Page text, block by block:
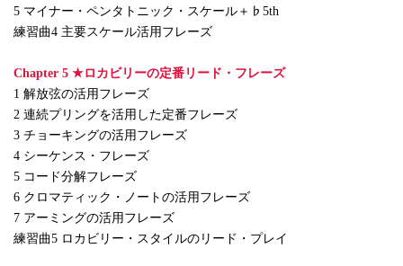
5 マイナー・ペンタトニック・スケール＋♭5th
練習曲4 主要スケール活用フレーズ
Chapter 5 ★ロカビリーの定番リード・フレーズ
1 解放弦の活用フレーズ
2 連続プリングを活用した定番フレーズ
3 チョーキングの活用フレーズ
4 シーケンス・フレーズ
5 コード分解フレーズ
6 クロマティック・ノートの活用フレーズ
7 アーミングの活用フレーズ
練習曲5 ロカビリー・スタイルのリード・プレイ